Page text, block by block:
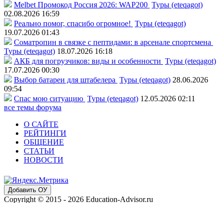
Melbet Промокод Россия 2026: WAP200 Туры (eteqagot)
02.08.2026 16:59
Реально помог, спасибо огромное! Туры (eteqagot)
19.07.2026 01:43
Соматропин в связке с пептидами: в арсенале спортсмена
Туры (eteqagot) 18.07.2026 16:18
АКБ для погрузчиков: виды и особенности Туры (eteqagot)
17.07.2026 00:30
Выбор батареи для штабелера Туры (eteqagot) 28.06.2026
09:54
Спас мою ситуацию Туры (eteqagot) 12.05.2026 02:11
все темы форума
О САЙТЕ
РЕЙТИНГИ
ОБЩЕНИЕ
СТАТЬИ
НОВОСТИ
Добавить ОУ
Copyright © 2015 - 2026 Education-Advisor.ru